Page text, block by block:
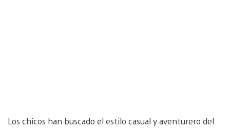
Los chicos han buscado el estilo casual y aventurero del